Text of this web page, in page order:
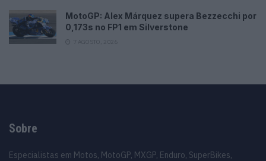
MotoGP: Alex Márquez supera Bezzecchi por
0,173s no FP1 em Silverstone
Sobre
Especialistas em Motos, MotoGP, MXGP, Enduro, SuperBikes,